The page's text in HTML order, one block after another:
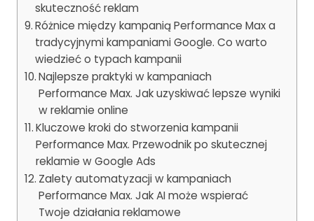
skuteczność reklam
Różnice między kampanią Performance Max a
tradycyjnymi kampaniami Google. Co warto
wiedzieć o typach kampanii
Najlepsze praktyki w kampaniach
Performance Max. Jak uzyskiwać lepsze wyniki
w reklamie online
Kluczowe kroki do stworzenia kampanii
Performance Max. Przewodnik po skutecznej
reklamie w Google Ads
Zalety automatyzacji w kampaniach
Performance Max. Jak AI może wspierać
Twoje działania reklamowe